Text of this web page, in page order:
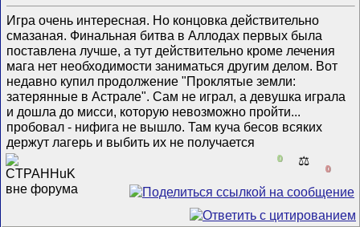
Игра очень интересная. Но концовка действительно
смазаная. Финальная битва в Аллодах первых была
поставлена лучше, а тут действительно кроме лечения
мага нет необходимости заниматься другим делом. Вот
недавно купил продолжение "Проклятые земли:
затерянные в Астрале". Сам не играл, а девушка играла
и дошла до мисси, которую невозможно пройти...
пробовал - нифига не вышло. Там куча бесов всяких
держут лагерь и выбить их не получается
0 ⚖️
0